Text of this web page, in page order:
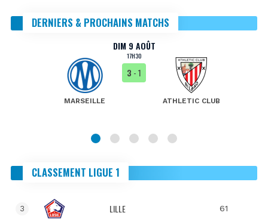
DERNIERS & PROCHAINS MATCHS
DIM 9 AOÛT
17H30
MARSEILLE
3 - 1
ATHLETIC CLUB
CLASSEMENT LIGUE 1
3 LILLE 61